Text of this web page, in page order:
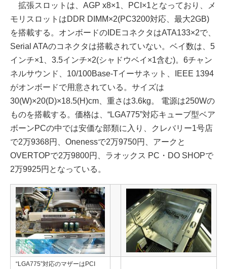
拡張スロットは、AGP x8×1、PCI×1となっており、メ
モリスロットはDDR DIMM×2(PC3200対応、最大2GB)
を搭載する。オンボードのIDEコネクタはATA133×2で、
Serial ATAのコネクタは搭載されていない。ベイ数は、5
インチ×1、3.5インチ×2(シャドウベイ×1含む)。6チャン
ネルサウンド、10/100Base-Tイーサネット、IEEE 1394
がオンボードで用意されている。サイズは
30(W)×20(D)×18.5(H)cm、重さは3.6kg。 電源は250Wの
ものを搭載する。価格は、“LGA775”対応キューブ型ベア
ボーンPCの中では安価な部類に入り、クレバリー1号店
で2万9368円、Onenessで2万9750円、アークと
OVERTOPで2万9800円、ラオックス PC・DO SHOPで
2万9925円となっている。
“LGA775”対応のマザーはPCI